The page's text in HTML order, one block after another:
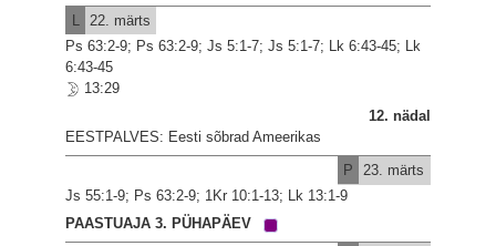
22. märts
Ps 63:2-9; Ps 63:2-9; Js 5:1-7; Js 5:1-7; Lk 6:43-45; Lk
6:43-45
13:29
12. nädal
EESTPALVES: Eesti sõbrad Ameerikas
P
23. märts
Js 55:1-9; Ps 63:2-9; 1Kr 10:1-13; Lk 13:1-9
PAASTUAJA 3. PÜHAPÄEV